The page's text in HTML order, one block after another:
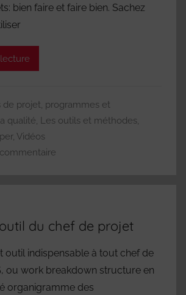
bien faire et faire bien. Sachez
de projet, programmes et
qualité, Les outils et méthodes,
, Vidéos
du chef de projet
outil indispensable à tout chef de
ou work breakdown structure en
organigramme des